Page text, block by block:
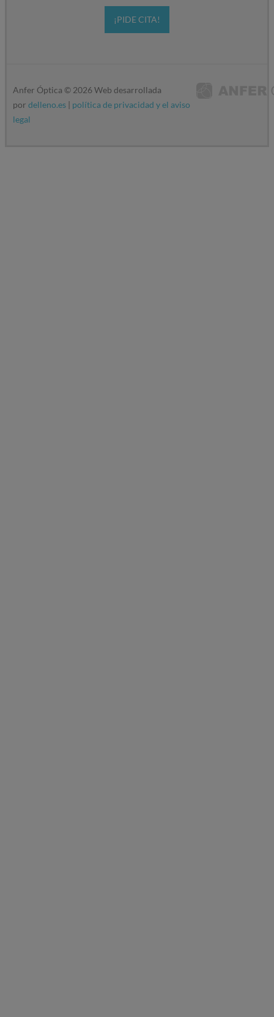
¡PIDE CITA!
Anfer Óptica © 2026Web desarrollada
por delleno.es | política de privacidad y el aviso
legal